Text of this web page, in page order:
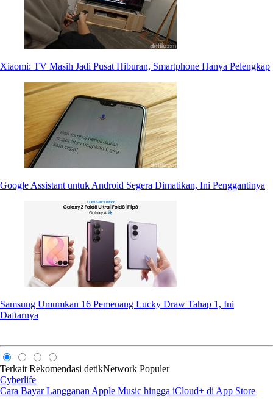
Xiaomi: TV Masih Jadi Pusat Hiburan, Smartphone Hanya Pelengkap
Google Assistant untuk Android Segera Dimatikan, Ini Penggantinya
Samsung Umumkan 16 Pemenang Lucky Draw Tahap 1, Ini
Daftarnya
Terkait Rekomendasi detikNetwork Populer
Cyberlife
Cara Bayar Langganan Apple Music hingga iCloud+ di App Store